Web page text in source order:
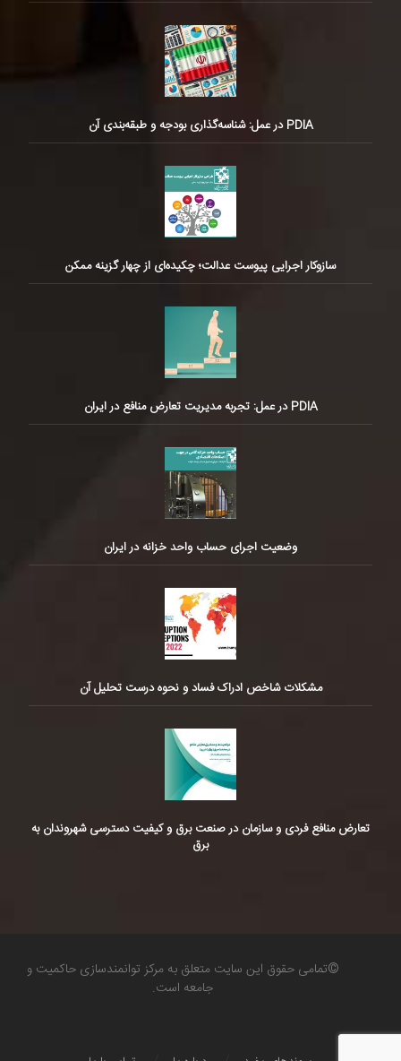
PDIA در عمل: شناسه‌گذاری بودجه و طبقه‌بندی آن
سازوکار اجرایی پیوست عدالت؛ چکیده‌ای از چهار گزینه ممکن
PDIA در عمل: تجربه مدیریت تعارض منافع در ایران
وضعیت اجرای حساب واحد خزانه در ایران
مشکلات شاخص ادراک فساد و نحوه درست تحلیل آن
تعارض منافع فردی و سازمان در صنعت برق و کیفیت دسترسی شهروندان به
برق
©تمامی حقوق این سایت متعلق به مرکز توانمندسازی حاکمیت و
جامعه است.